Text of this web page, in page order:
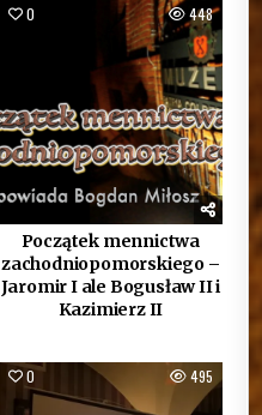
0 448
Początek mennictwa
zachodniopomorskiego –
Jaromir I ale Bogusław II i
Kazimierz II
0 495